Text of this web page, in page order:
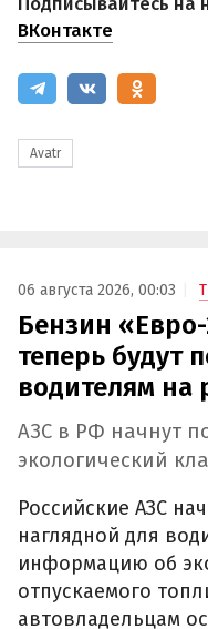
ВКонтакте
Avatr
06 августа 2026, 00:03
Бензин
теперь будут
водителям на
АЗС в РФ начнут
экологический
Российские АЗС
наглядной для
информацию об
отпускаемого
автовладельцам